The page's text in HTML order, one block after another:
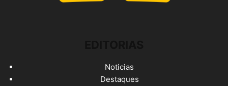
Noticias
Destaques